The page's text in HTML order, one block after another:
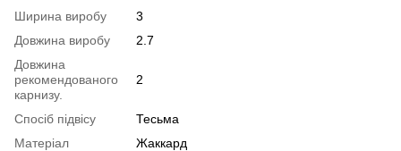
Ширина виробу
3
Довжина виробу
2.7
Довжина
рекомендованого
карнизу.
2
Спосіб підвісу
Тесьма
Матеріал
Жаккард